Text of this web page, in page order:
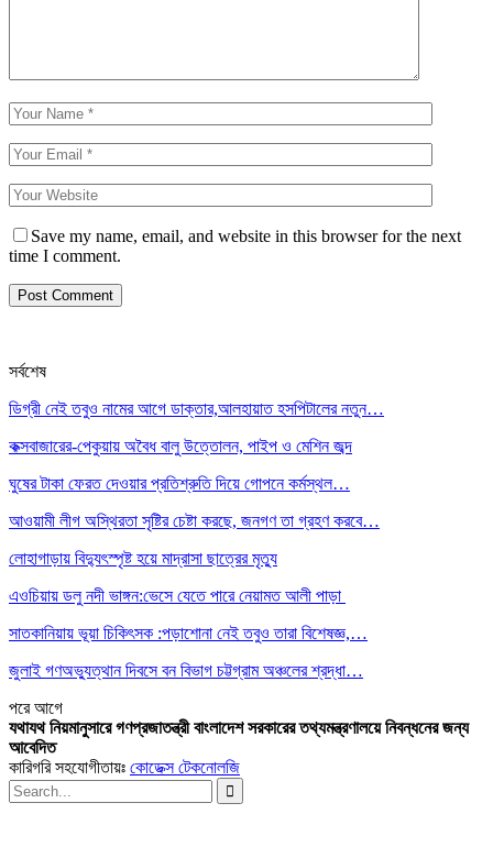
Save my name, email, and website in this browser for the next
time I comment.
সর্বশেষ
ডিগ্রী নেই তবুও নামের আগে ডাক্তার,আলহায়াত হসপিটালের নতুন…
কক্সবাজারের-পেকুয়ায় অবৈধ বালু উত্তোলন, পাইপ ও মেশিন জব্দ
ঘুষের টাকা ফেরত দেওয়ার প্রতিশ্রুতি দিয়ে গোপনে কর্মস্থল…
আওয়ামী লীগ অস্থিরতা সৃষ্টির চেষ্টা করছে, জনগণ তা গ্রহণ করবে…
লোহাগাড়ায় বিদ্যুৎস্পৃষ্ট হয়ে মাদ্রাসা ছাত্রের মৃত্যু
এওচিয়ায় ডলু নদী ভাঙ্গন:ভেসে যেতে পারে নেয়ামত আলী পাড়া
সাতকানিয়ায় ভূয়া চিকিৎসক :পড়াশোনা নেই তবুও তারা বিশেষজ্ঞ,…
জুলাই গণঅভ্যুত্থান দিবসে বন বিভাগ চট্টগ্রাম অঞ্চলের শ্রদ্ধা…
পরেআগে
যথাযথ নিয়মানুসারে গণপ্রজাতন্ত্রী বাংলাদেশ সরকারের তথ্যমন্ত্রণালয়ে নিবন্ধনের জন্য
আবেদিত
কারিগরি সহযোগীতায়ঃ কোডেক্স টেকনোলজি